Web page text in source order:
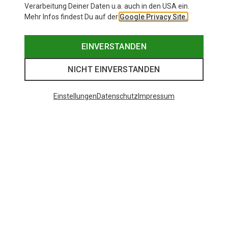
Verarbeitung Deiner Daten u.a. auch in den USA ein.
Mehr Infos findest Du auf der Google Privacy Site.
EINVERSTANDEN
NICHT EINVERSTANDEN
EinstellungenDatenschutz Impressum